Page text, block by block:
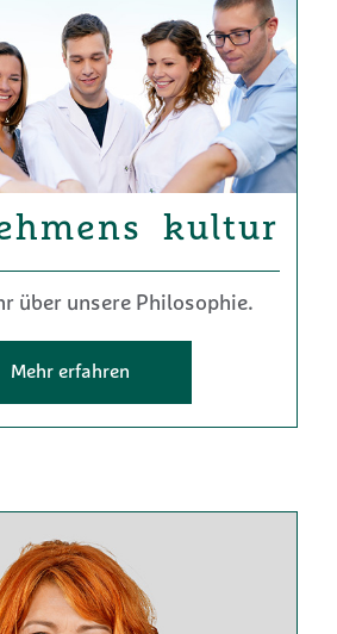
kultur
über unsere Philosophie.
Mehr erfahren